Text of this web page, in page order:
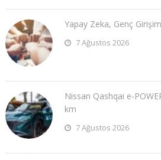
Yapay Zeka, Genç
7 Ağustos 2026
Nissan Qashqai e-
km
7 Ağustos 2026